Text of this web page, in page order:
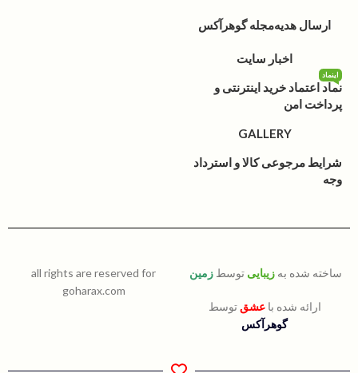
ارسال هدیهمجله گوهرآکس
اخبار سایت
نماد اعتماد خرید اینترنتی و
پرداخت امن
اینماد
GALLERY
شرایط مرجوعی کالا و استرداد
وجه
ساخته شده به زیبایی توسط زمین
ارائه شده باعشق توسط
گوهرآکس
all rights are reserved for
goharax.com